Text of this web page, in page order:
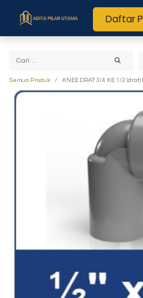
Daftar
Semua Produk KNEE DRAT 3/4 KE 1/2 (drat)